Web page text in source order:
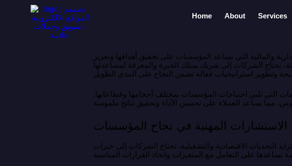
Home About Services
والمالية التي تساعد المؤسسات على تحقيق أهدافها وتعزيز
تحتاج الشركات إلى شريك يمتلك الخبرة والمعرفة لمساعدتها
التي تلبي احتياجات المؤسسات بمختلف أحجامها وقطاعاتها.
الاستشارات المهنية في نجاح المؤسسات
التحديات الاقتصادية والتشغيلية، تحتاج الشركات إلى خبرات